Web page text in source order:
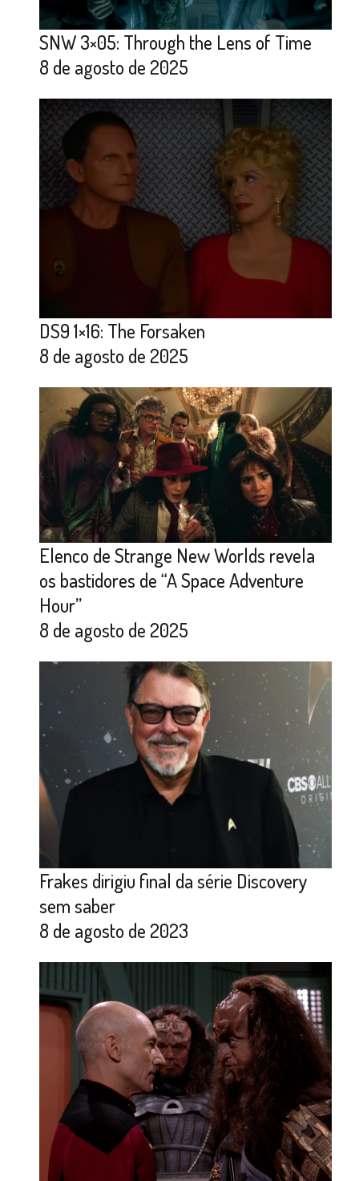
SNW 3×05: Through the Lens of Time
8 de agosto de 2025
DS9 1×16: The Forsaken
8 de agosto de 2025
Elenco de Strange New Worlds revela
os bastidores de “A Space Adventure
Hour”
8 de agosto de 2025
Frakes dirigiu final da série Discovery
sem saber
8 de agosto de 2023